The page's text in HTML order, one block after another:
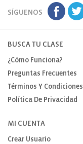
SÍGUENOS
BUSCA TU CLASE
¿Cómo Funciona?
Preguntas Frecuentes
Términos Y Condiciones
Política De Privacidad
MI CUENTA
Crear Usuario